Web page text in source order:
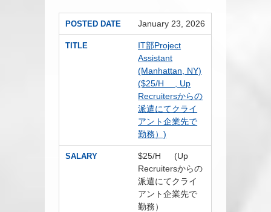
POSTED DATE January 23, 2026
TITLE
IT部Project
Assistant
(Manhattan, NY)
($25/H , Up
Recruitersからの
派遣にてクライ
アント企業先で
勤務）)
SALARY
$25/H (Up
Recruitersからの
派遣にてクライ
アント企業先で
勤務）